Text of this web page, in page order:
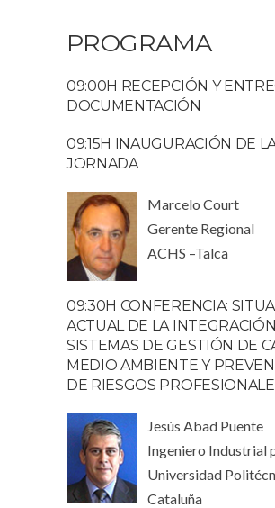
PROGRAMA
09:00H RECEPCIÓN Y
DOCUMENTACIÓN
09:15H INAUGURACIÓN DE
JORNADA
Marcelo Court
Gerente Regional
ACHS –Talca
09:30H CONFERENCIA:
ACTUAL DE LA
SISTEMAS DE GESTIÓN DE
MEDIO AMBIENTE Y
DE RIESGOS
Jesús Abad Puente
Ingeniero Industrial
Universidad
Cataluña